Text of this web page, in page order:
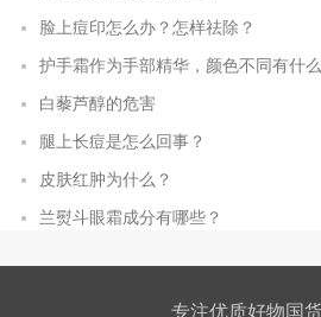
脸上痘印怎么办？怎样祛除？
护手霜作为手部精华，颜色不同有什
白藜芦醇的危害
腿上长痘是怎么回事？
皮肤红肿为什么？
兰熨斗眼霜成分有哪些？
专注优质好物国